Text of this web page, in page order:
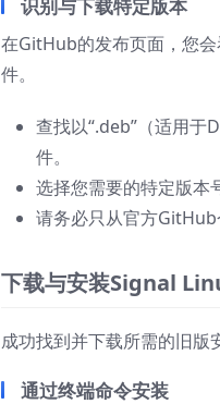
识别与下载特定版本
在GitHub的发布页面，您
件。
查找以“.deb”（适用于
件。
选择您需要的特定版本
请务必只从官方GitHub
下载与安装Signal
成功找到并下载所需的旧版
通过终端命令安装